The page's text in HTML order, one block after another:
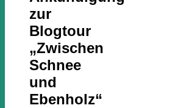
zur
Blogtour
„Zwischen
Schnee
und
Ebenholz“